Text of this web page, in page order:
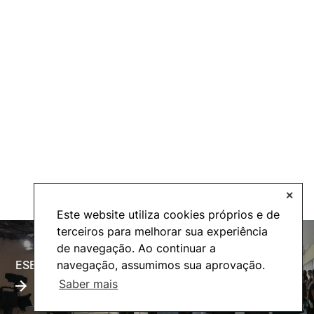
Este website utiliza cookies próprios e de
terceiros para melhorar sua experiência
de navegação. Ao continuar a
navegação, assumimos sua aprovação.
Saber mais
✕
ESECTV Alumni